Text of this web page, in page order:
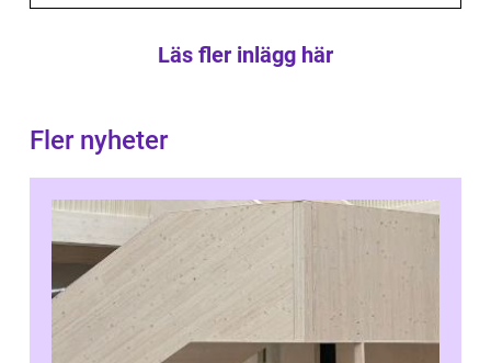
Läs fler inlägg här
Fler nyheter